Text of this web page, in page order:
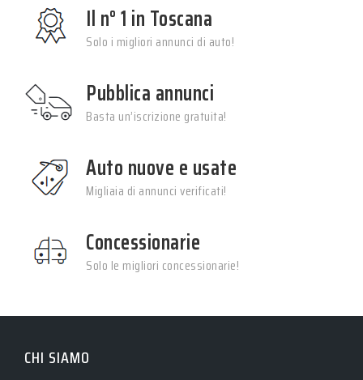
Il n° 1 in Toscana
Solo i migliori annunci di auto!
Pubblica annunci
Basta un’iscrizione gratuita!
Auto nuove e usate
Migliaia di annunci verificati!
Concessionarie
Solo le migliori concessionarie!
CHI SIAMO